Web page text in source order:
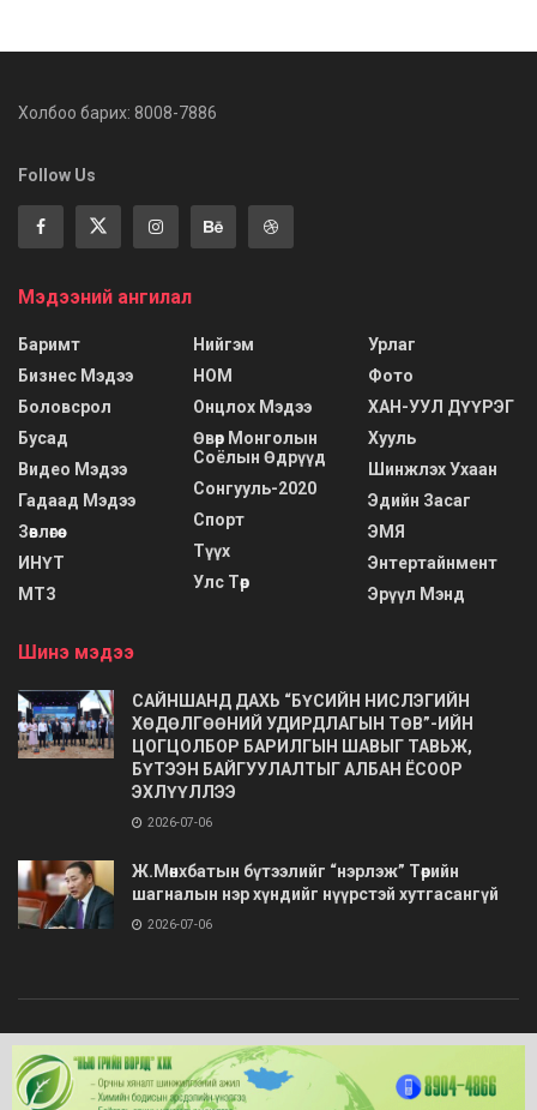
Холбоо барих: 8008-7886
Follow Us
Мэдээний ангилал
Баримт
Бизнес Мэдээ
Боловсрол
Бусад
Видео Мэдээ
Гадаад Мэдээ
Зөвлөгөө
ИНҮТ
МТЗ
Нийгэм
НОМ
Онцлох Мэдээ
Өвөр Монголын
Соёлын Өдрүүд
Сонгууль-2020
Спорт
Түүх
Улс Төр
Урлаг
Фото
ХАН-УУЛ ДҮҮРЭГ
Хууль
Шинжлэх Ухаан
Эдийн Засаг
ЭМЯ
Энтертайнмент
Эрүүл Мэнд
Шинэ мэдээ
САЙНШАНД ДАХЬ “БҮСИЙН НИСЛЭГИЙН
ХӨДӨЛГӨӨНИЙ УДИРДЛАГЫН ТӨВ”-ИЙН
ЦОГЦОЛБОР БАРИЛГЫН ШАВЫГ ТАВЬЖ,
БҮТЭЭН БАЙГУУЛАЛТЫГ АЛБАН ЁСООР
ЭХЛҮҮЛЛЭЭ
2026-07-06
Ж.Мөнхбатын бүтээлийг “нэрлэж” Төрийн
шагналын нэр хүндийг нүүрстэй хутгасангүй
2026-07-06
© 2020 Barimt.com- Зохиогчийн эрх хуулиар хамгаалагдсан. Загварыг
ONLINE MEDIA LLC.